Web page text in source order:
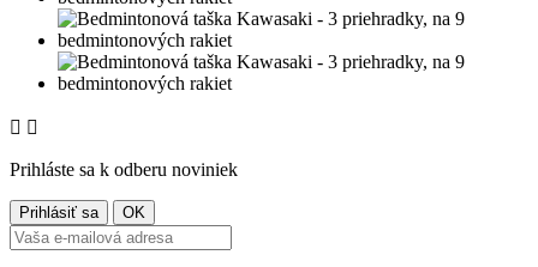
 
Prihláste sa k odberu noviniek